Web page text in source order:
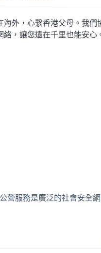
海外，心繫香港父母。我們
絡，讓您遠在千里也能安心
服務是廣泛的社會安全